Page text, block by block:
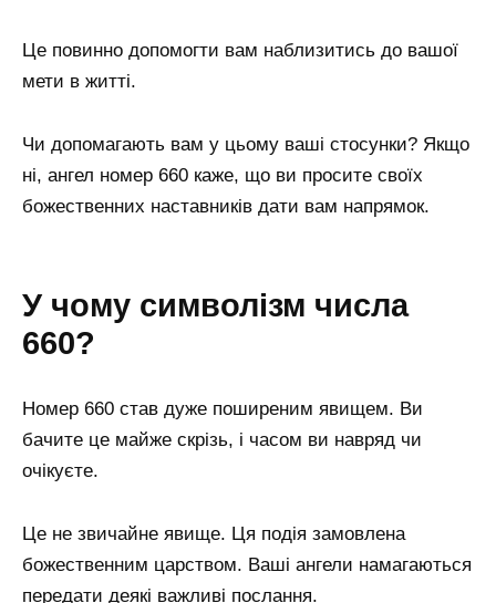
Це повинно допомогти вам наблизитись до вашої
мети в житті.
Чи допомагають вам у цьому ваші стосунки? Якщо
ні, ангел номер 660 каже, що ви просите своїх
божественних наставників дати вам напрямок.
У чому символізм числа
660?
Номер 660 став дуже поширеним явищем. Ви
бачите це майже скрізь, і часом ви навряд чи
очікуєте.
Це не звичайне явище. Ця подія замовлена ​​
божественним царством. Ваші ангели намагаються
передати деякі важливі послання.